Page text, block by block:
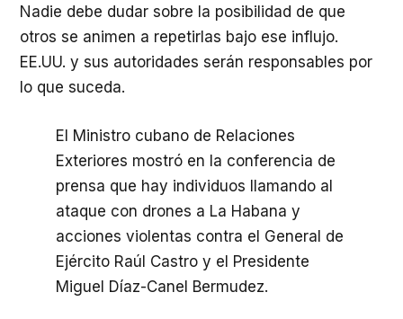
Nadie debe dudar sobre la posibilidad de que
otros se animen a repetirlas bajo ese influjo.
EE.UU. y sus autoridades serán responsables por
lo que suceda.
El Ministro cubano de Relaciones
Exteriores mostró en la conferencia de
prensa que hay individuos llamando al
ataque con drones a La Habana y
acciones violentas contra el General de
Ejército Raúl Castro y el Presidente
Miguel Díaz-Canel Bermudez.